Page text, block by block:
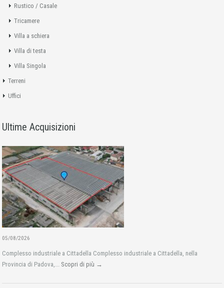
Rustico / Casale
Tricamere
Villa a schiera
Villa di testa
Villa Singola
Terreni
Uffici
Ultime Acquisizioni
05/08/2026
Complesso industriale a Cittadella Complesso industriale a Cittadella, nella
Provincia di Padova,... Scopri di più →